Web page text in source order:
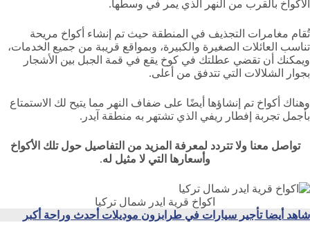
الأكواخ بالقرب من النهر الذي يمر في وسطها.
تُقام مغامرات التجذيف في المنطقة حيث تم إنشاء أكواخ مريحة
تناسب العائلات الصغيرة والكبيرة، وبمواقع قريبة من جميع الخدمات،
ويمكنك أن تقضي عطلتك في كوخ يقع في قمة الجبل بين الأشجار
بجوار الشلالات التي تتدفق من أعلى.
وهناك أكواخ تم إنشاؤها أيضًا على ضفاف النهر مما يتيح لك الاستمتاع
بأجمل تجربة إفطار ريفي الذي تشتهر به منطقة آيدر.
تواصل معنا ولا تتردد لمعرفة المزيد من التفاصيل حول تلك الأكواخ
وأسعارها التي لا مثيل له.
اكواخ قرية ايدر شمال تركيا
شاهد أيضا تأجير سيارات في طرابزون موديلات أحدث وراحة أكبر